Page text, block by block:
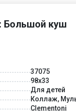
Большой куш
37075
98x33
Для детей
Коллаж,
Clementoni